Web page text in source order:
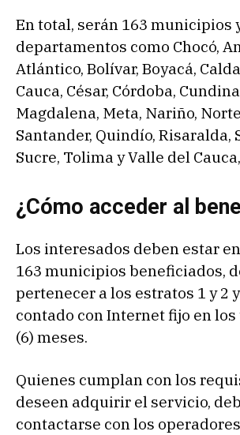
En total, serán 163 municipios
departamentos como Chocó,
Atlántico, Bolívar, Boyacá,
Cauca, César, Córdoba,
Magdalena, Meta, Nariño,
Santander, Quindío, Risaralda,
Sucre, Tolima y Valle del
¿Cómo acceder al
Los interesados deben estar
163 municipios beneficiados,
pertenecer a los estratos 1 y 2
contado con Internet fijo en
(6) meses.
Quienes cumplan con los
deseen adquirir el servicio,
contactarse con los